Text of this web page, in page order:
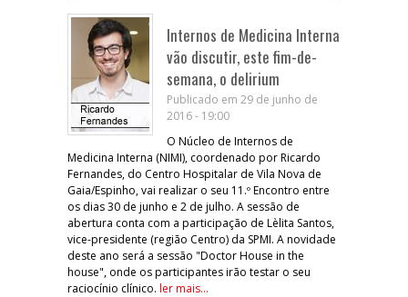
Internos de Medicina Interna
vão discutir, este fim-de-
semana, o delirium
Publicado em 29 de junho de
2016 - 19:00
O Núcleo de Internos de
Medicina Interna (NIMI), coordenado por Ricardo
Fernandes, do Centro Hospitalar de Vila Nova de
Gaia/Espinho, vai realizar o seu 11.º Encontro entre
os dias 30 de junho e 2 de julho. A sessão de
abertura conta com a participação de Lèlita Santos,
vice-presidente (região Centro) da SPMI. A novidade
deste ano será a sessão "Doctor House in the
house", onde os participantes irão testar o seu
raciocínio clínico. ler mais...